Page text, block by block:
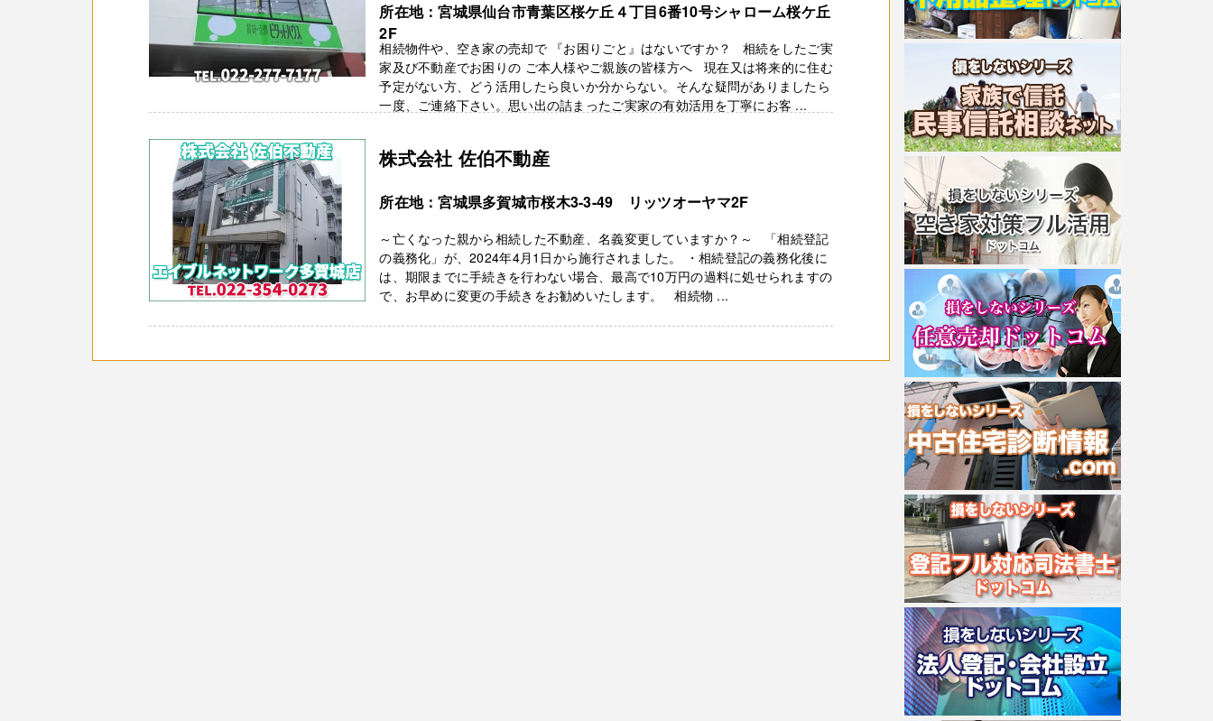
所在地：宮城県仙台市青葉区桜ケ丘４丁目6番10号シャローム桜ケ丘
2F
相続物件や、空き家の売却で 『お困りごと』はないですか？ 相続をしたご実
家及び不動産でお困りの ご本人様やご親族の皆様方へ 現在又は将来的に住む
予定がない方、どう活用したら良いか分からない。そんな疑問がありましたら
一度、ご連絡下さい。思い出の詰まったご実家の有効活用を丁寧にお客 ...
株式会社 佐伯不動産
所在地：宮城県多賀城市桜木3-3-49 リッツオーヤマ2F
～亡くなった親から相続した不動産、名義変更していますか？～ 「相続登記
の義務化」が、2024年4月1日から施行されました。 ・相続登記の義務化後に
は、期限までに手続きを行わない場合、最高で10万円の過料に処せられますの
で、お早めに変更の手続きをお勧めいたします。 相続物 ...